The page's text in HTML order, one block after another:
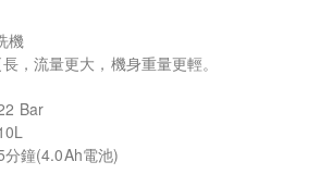
機
，流量更大，機身重量更輕。
Bar
分鐘(4.0Ah電池)